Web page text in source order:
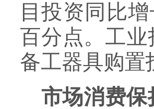
目投资同比
百分点。工业
备工器具购置
市场消费保